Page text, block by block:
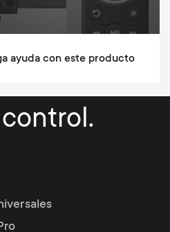
ayuda con este producto